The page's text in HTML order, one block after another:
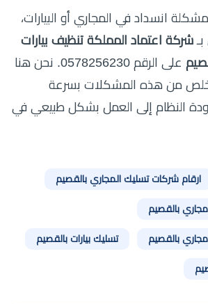
انسداد في المجاري أو البيارات،
شركة اعتماد المملكة تنظيف بيارات
على الرقم 0578256230. نحن هنا
من هذه المشكلات بسرعة
النظام إلى العمل بشكل طبيعي في
ارقام شركات تسليك المجاري بالقصيم
بالقصيم
بالقصيم تسليك بيارات بالقصيم